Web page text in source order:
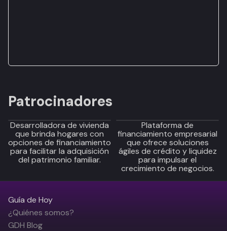
Patrocinadores
Desarrolladora de vivienda
que brinda hogares con
opciones de financiamiento
para facilitar la adquisición
del patrimonio familiar.
Plataforma de
financiamiento empresarial
que ofrece soluciones
ágiles de crédito y liquidez
para impulsar el
crecimiento de negocios.
Guía de Hoy
¿Quiénes somos?
GDH Blog